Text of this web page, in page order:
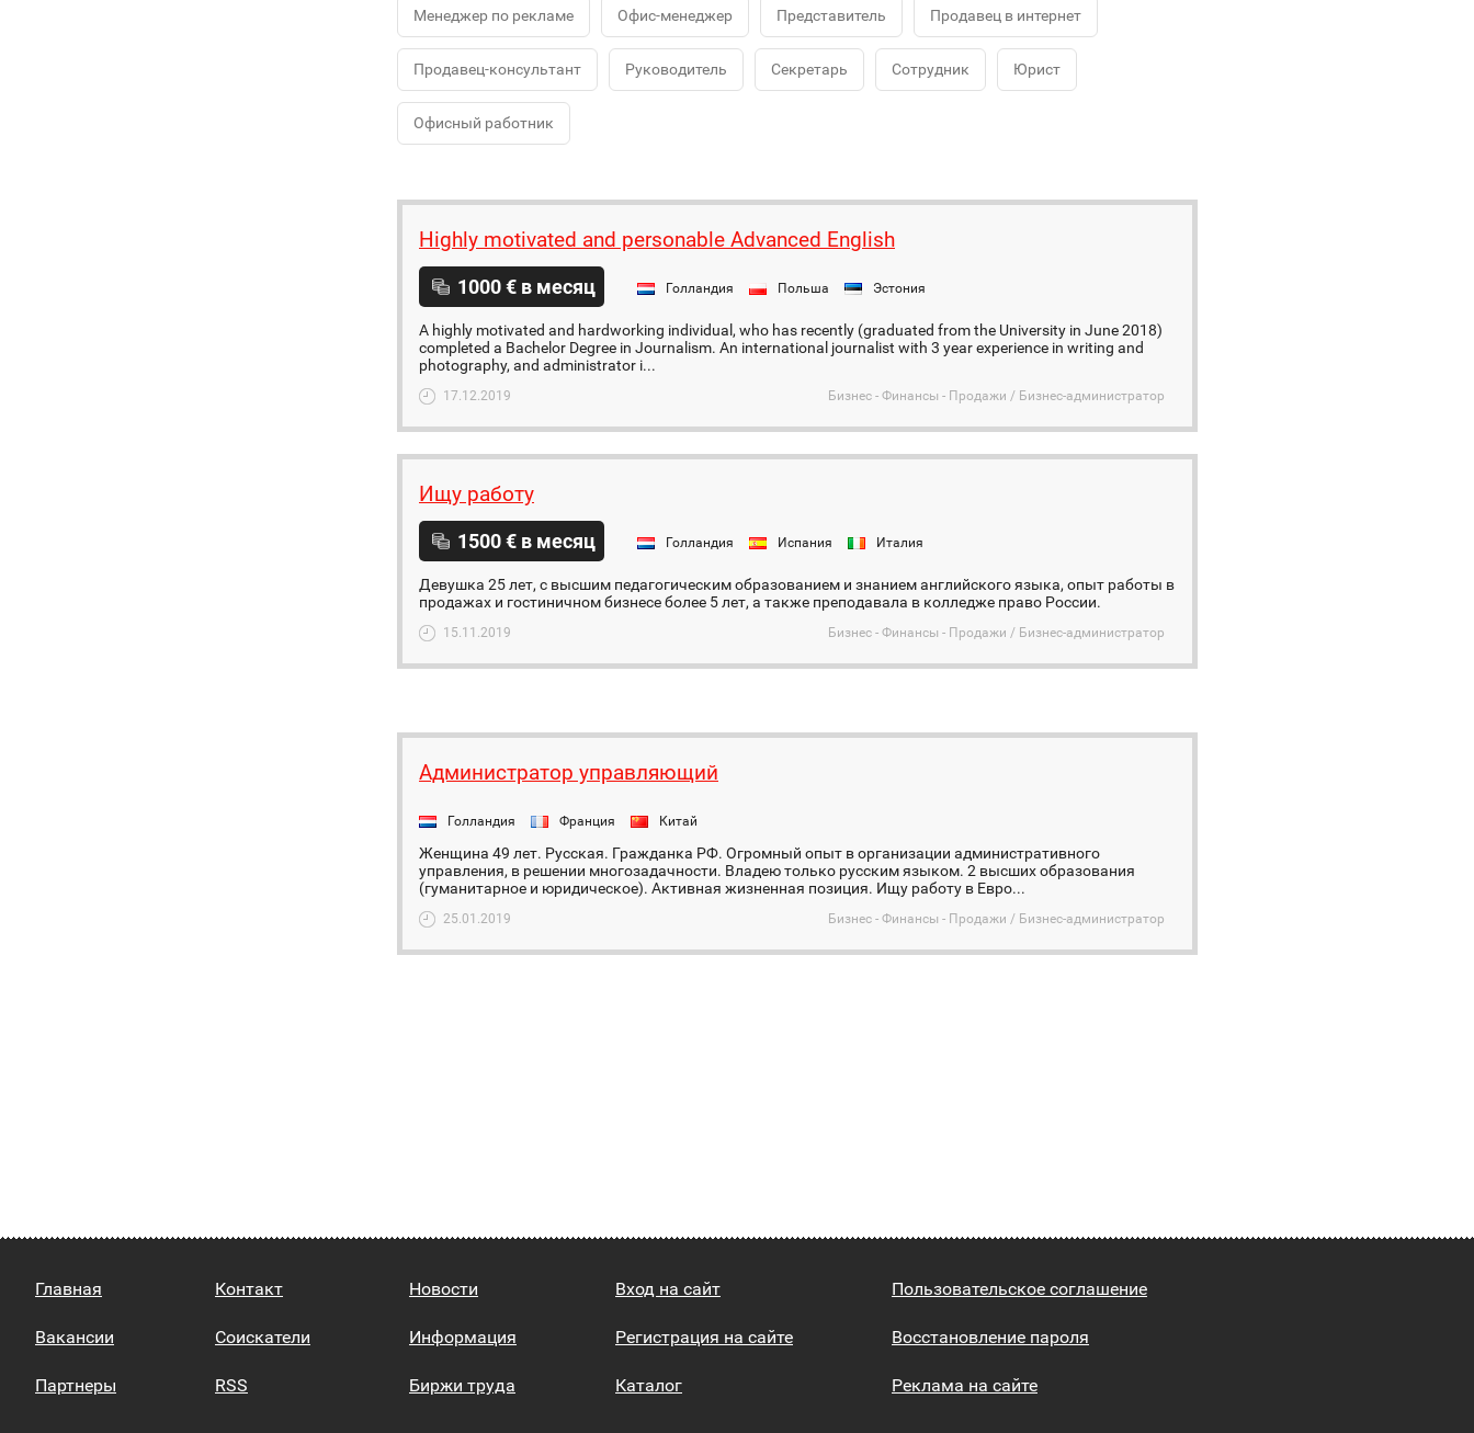
Менеджер по рекламе Офис-менеджер Представитель Продавец в интернет
Продавец-консультант Руководитель Секретарь Сотрудник Юрист
Офисный работник
Highly motivated and personable Advanced English
1000 € в месяц Голландия Польша Эстония
A highly motivated and hardworking individual, who has recently (graduated from the University in June 2018)
completed a Bachelor Degree in Journalism. An international journalist with 3 year experience in writing and
photography, and administrator i...
17.12.2019 Бизнес - Финансы - Продажи / Бизнес-администратор
Ищу работу
1500 € в месяц Голландия Испания Италия
Девушка 25 лет, с высшим педагогическим образованием и знанием английского языка, опыт работы в
продажах и гостиничном бизнесе более 5 лет, а также преподавала в колледже право России.
15.11.2019 Бизнес - Финансы - Продажи / Бизнес-администратор
Администратор управляющий
Голландия Франция Китай
Женщина 49 лет. Русская. Гражданка РФ. Огромный опыт в организации административного
управления, в решении многозадачности. Владею только русским языком. 2 высших образования
(гуманитарное и юридическое). Активная жизненная позиция. Ищу работу в Евро...
25.01.2019 Бизнес - Финансы - Продажи / Бизнес-администратор
Главная
Вакансии
Партнеры
Контакт
Соискатели
RSS
Новости
Информация
Биржи труда
Вход на сайт
Регистрация на сайте
Каталог
Пользовательское соглашение
Восстановление пароля
Реклама на сайте